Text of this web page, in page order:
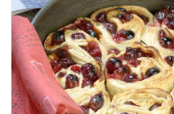
яблочного пирога нет ничего
прямом и переносном смысле слова "с
самом деле добавляется изюм,
яблоки мы слегка обжариваем, тушим и
блендером. В результате начинка
необыкновенно нежной. Если идея
только яблок для этого слоеного
слишком скучной, добавьте к ним
их вместе с яблоками, а затем также
Вкус начинки будет более насыщенным.